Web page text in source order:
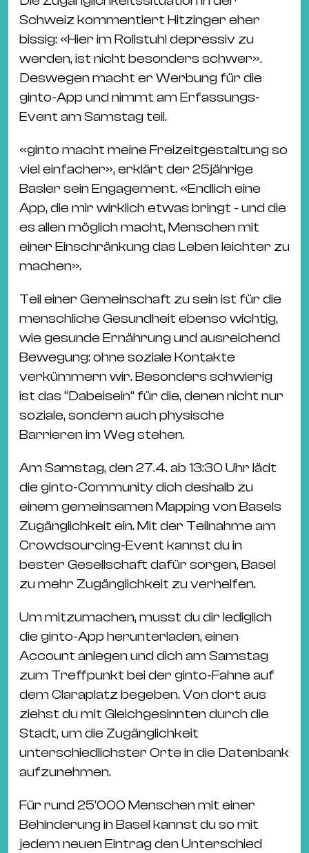
Schweiz kommentiert Hitzinger eher
bissig: «Hier im Rollstuhl depressiv zu
werden, ist nicht besonders schwer».
Deswegen macht er Werbung für die
ginto-App und nimmt am Erfassungs-
Event am Samstag teil.
«ginto macht meine Freizeitgestaltung so
viel einfacher», erklärt der 25jährige
Basler sein Engagement. «Endlich eine
App, die mir wirklich etwas bringt - und die
es allen möglich macht, Menschen mit
einer Einschränkung das Leben leichter zu
machen».
Teil einer Gemeinschaft zu sein ist für die
menschliche Gesundheit ebenso wichtig,
wie gesunde Ernährung und ausreichend
Bewegung: ohne soziale Kontakte
verkümmern wir. Besonders schwierig
ist das “Dabeisein” für die, denen nicht nur
soziale, sondern auch physische
Barrieren im Weg stehen.
Am Samstag, den 27.4. ab 13:30 Uhr lädt
die ginto-Community dich deshalb zu
einem gemeinsamen Mapping von Basels
Zugänglichkeit ein. Mit der Teilnahme am
Crowdsourcing-Event kannst du in
bester Gesellschaft dafür sorgen, Basel
zu mehr Zugänglichkeit zu verhelfen.
Um mitzumachen, musst du dir lediglich
die ginto-App herunterladen, einen
Account anlegen und dich am Samstag
zum Treffpunkt bei der ginto-Fahne auf
dem Claraplatz begeben. Von dort aus
ziehst du mit Gleichgesinnten durch die
Stadt, um die Zugänglichkeit
unterschiedlichster Orte in die Datenbank
aufzunehmen.
Für rund 25’000 Menschen mit einer
Behinderung in Basel kannst du so mit
jedem neuen Eintrag den Unterschied